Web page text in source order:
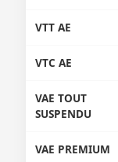
VTT AE
VTC AE
VAE TOUT
SUSPENDU
VAE PREMIUM